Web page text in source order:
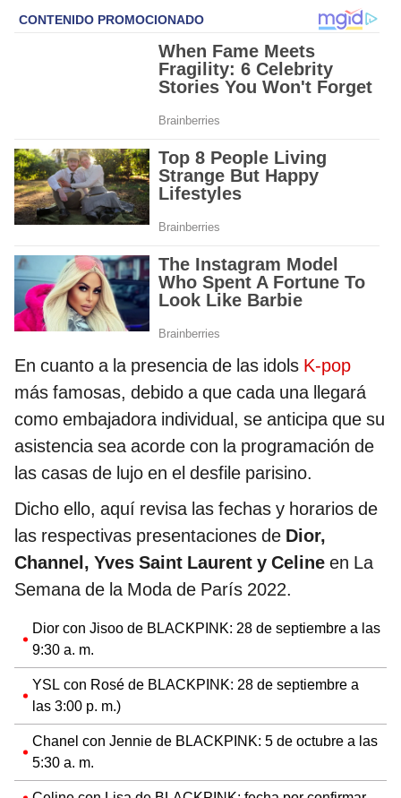
En cuanto a la presencia de las idols K-pop
más famosas, debido a que cada una llegará
como embajadora individual, se anticipa que su
asistencia sea acorde con la programación de
las casas de lujo en el desfile parisino.
Dicho ello, aquí revisa las fechas y horarios de
las respectivas presentaciones de Dior,
Channel, Yves Saint Laurent y Celine en La
Semana de la Moda de París 2022.
Dior con Jisoo de BLACKPINK: 28 de septiembre a las
9:30 a. m.
YSL con Rosé de BLACKPINK: 28 de septiembre a
las 3:00 p. m.)
Chanel con Jennie de BLACKPINK: 5 de octubre a las
5:30 a. m.